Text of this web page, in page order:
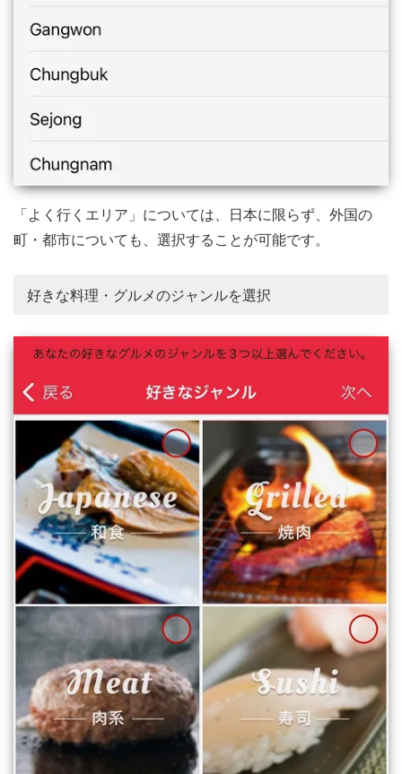
「よく行くエリア」については、日本に限らず、外国の
町・都市についても、選択することが可能です。
好きな料理・グルメのジャンルを選択